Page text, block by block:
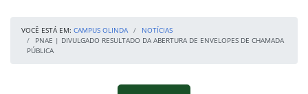
VOCÊ ESTÁ EM: CAMPUS OLINDA
NOTÍCIAS
PNAE | DIVULGADO RESULTADO DA ABERTURA DE ENVELOPES DE CHAMADA
PÚBLICA